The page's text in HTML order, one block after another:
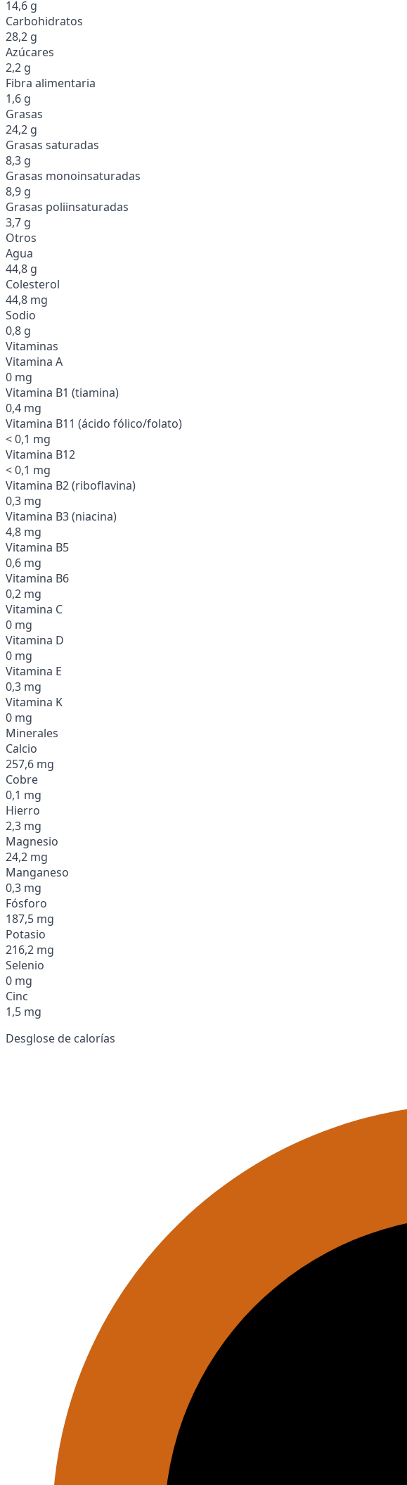
14,6 g
Carbohidratos
28,2 g
Azúcares
2,2 g
Fibra alimentaria
1,6 g
Grasas
24,2 g
Grasas saturadas
8,3 g
Grasas monoinsaturadas
8,9 g
Grasas poliinsaturadas
3,7 g
Otros
Agua
44,8 g
Colesterol
44,8 mg
Sodio
0,8 g
Vitaminas
Vitamina A
0 mg
Vitamina B1 (tiamina)
0,4 mg
Vitamina B11 (ácido fólico/folato)
< 0,1 mg
Vitamina B12
< 0,1 mg
Vitamina B2 (riboflavina)
0,3 mg
Vitamina B3 (niacina)
4,8 mg
Vitamina B5
0,6 mg
Vitamina B6
0,2 mg
Vitamina C
0 mg
Vitamina D
0 mg
Vitamina E
0,3 mg
Vitamina K
0 mg
Minerales
Calcio
257,6 mg
Cobre
0,1 mg
Hierro
2,3 mg
Magnesio
24,2 mg
Manganeso
0,3 mg
Fósforo
187,5 mg
Potasio
216,2 mg
Selenio
0 mg
Cinc
1,5 mg
Desglose de calorías